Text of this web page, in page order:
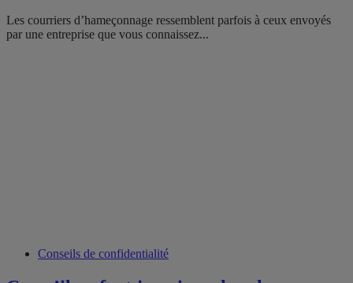
Les courriers d’hameçonnage ressemblent parfois à ceux envoyés
par une entreprise que vous connaissez...
Conseils de confidentialité